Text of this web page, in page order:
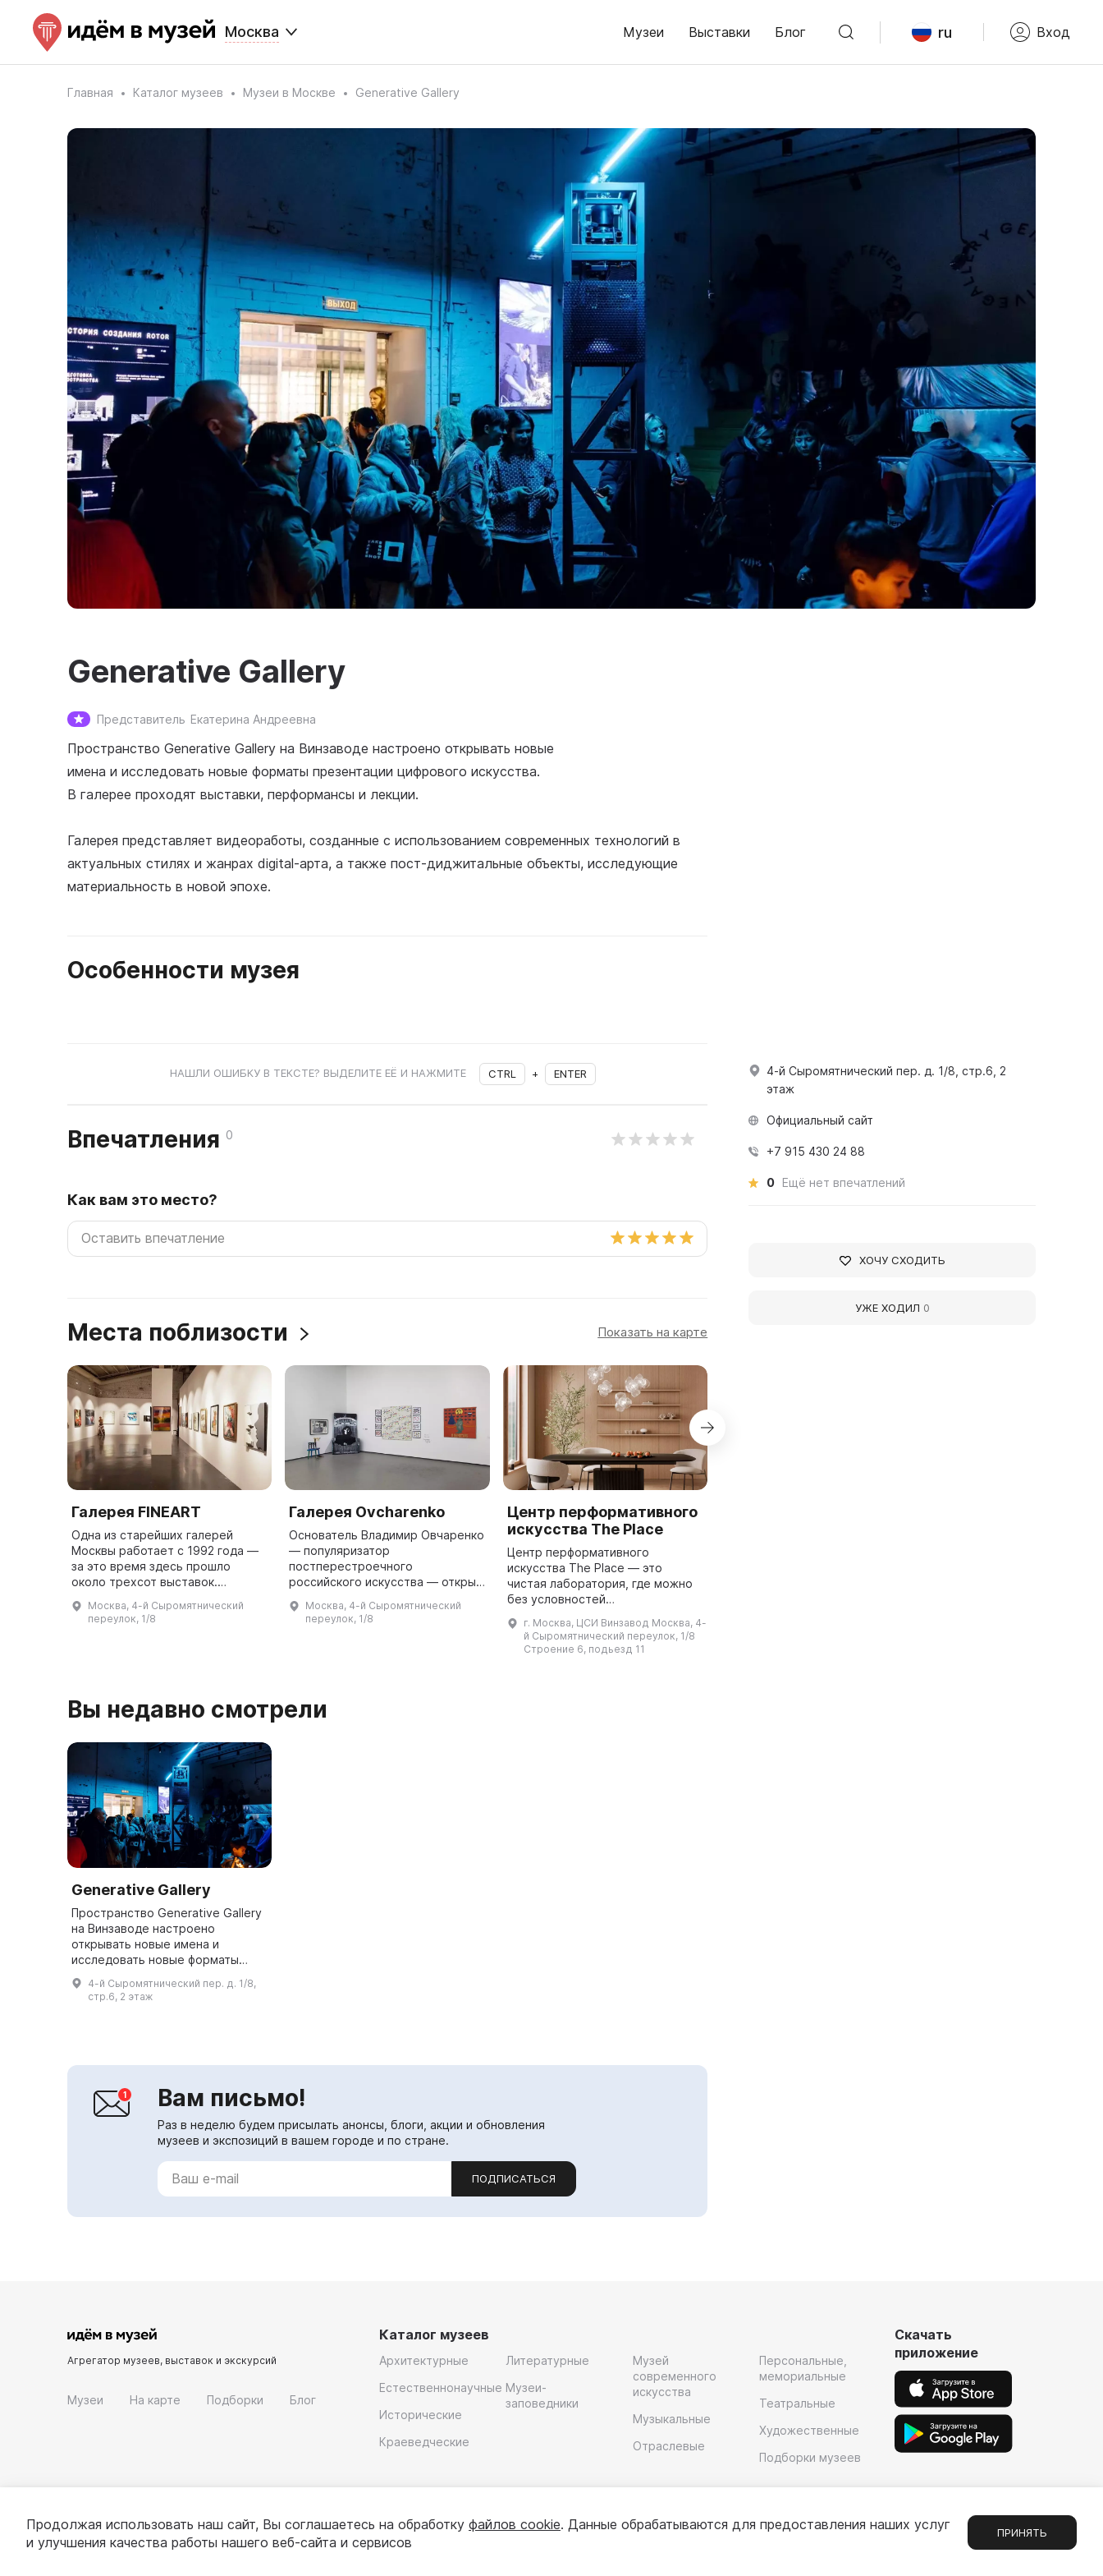
Москва Музеи Выставки Блог ru Вход
Главная Каталог музеев Музеи в Москве Generative Gallery
Generative Gallery
Представитель Екатерина Андреевна
Пространство Generative Gallery на Винзаводе настроено открывать новые
имена и исследовать новые форматы презентации цифрового искусства.
В галерее проходят выставки, перформансы и лекции.
Галерея представляет видеоработы, созданные с использованием современных технологий в
актуальных стилях и жанрах digital-арта, а также пост-диджитальные объекты, исследующие
материальность в новой эпохе.
Особенности музея
НАШЛИ ОШИБКУ В ТЕКСТЕ? ВЫДЕЛИТЕ ЕЁ И НАЖМИТЕ CTRL + ENTER
Впечатления 0
Как вам это место?
Места поблизости Показать на карте
Галерея FINEART
Одна из старейших галерей
Москвы работает с 1992 года —
за это время здесь прошло
около трехсот выставок.
наследие художников старшего
поколения и открывает молодые
Москва, 4-й Сыромятнический
переулок, 1/8
Галерея Ovcharenko
Основатель Владимир Овчаренко
— популяризатор
постперестроечного
российского искусства — открыл
Галерея на «Винзаводе»
сотрудничает с художниками, чьи
Москва, 4-й Сыромятнический
переулок, 1/8
Центр перформативного
искусства The Place
Центр перформативного
искусства The Place — это
чистая лаборатория, где можно
без условностей
коммуникацией. Миссия
пространства — «соединение
г. Москва, ЦСИ Винзавод Москва, 4-
й Сыромятнический переулок, 1/8
Строение 6, подьезд 11
Вы недавно смотрели
Generative Gallery
Пространство Generative Gallery
на Винзаводе настроено
открывать новые имена и
исследовать новые форматы
презентации цифрового
искусства. В галерее проходят
выставки, перформансы и лекции.
4-й Сыромятнический пер. д. 1/8,
стр.6, 2 этаж
Вам письмо!
Раз в неделю будем присылать анонсы, блоги, акции и обновления
музеев и экспозиций в вашем городе и по стране.
ПОДПИСАТЬСЯ
4-й Сыромятнический пер. д. 1/8, стр.6, 2
этаж
Официальный сайт
+7 915 430 24 88
0 Ещё нет впечатлений
ХОЧУ СХОДИТЬ
УЖЕ ХОДИЛ 0
Агрегатор музеев, выставок и экскурсий
Музеи На карте Подборки Блог
Каталог музеев
Архитектурные
Естественнонаучные
Исторические
Краеведческие
Литературные
Музеи-
заповедники
Музей
современного
искусства
Музыкальные
Отраслевые
Персональные,
мемориальные
Театральные
Художественные
Подборки музеев
Скачать
приложение
Продолжая использовать наш сайт, Вы соглашаетесь на обработку файлов cookie. Данные обрабатываются для предоставления наших услуг
и улучшения качества работы нашего веб-сайта и сервисов
ПРИНЯТЬ